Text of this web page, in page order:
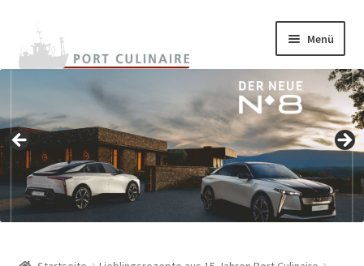
Navigation
springen
Zum
Inhalt
springen
Menü
Onlineshop
Warenkunde
Rezepte
Termine